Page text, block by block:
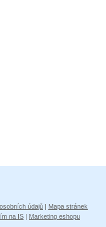
údajů | Mapa stránek
na IS | Marketing eshopu